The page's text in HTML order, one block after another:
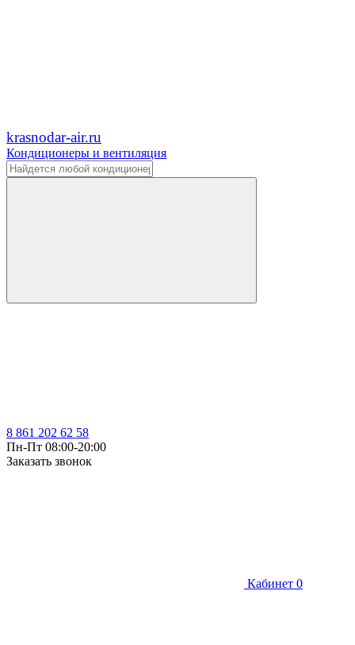
krasnodar-air.ru
Кондиционеры и вентиляция
8 861 202 62 58
Пн-Пт 08:00-20:00
Заказать звонок
Кабинет 0